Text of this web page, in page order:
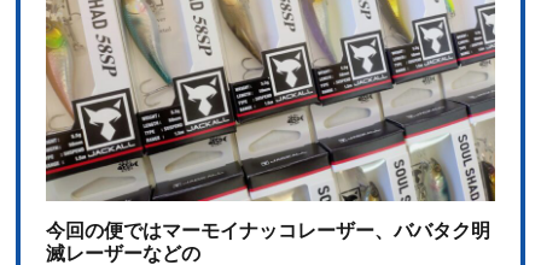
今回の便ではマーモイナッコレーザー、ババタク明
滅レーザーなどの